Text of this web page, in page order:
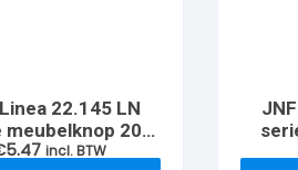
22.145 LN
meubelknop 20
RVS-geborsteld
5.47 incl. BTW